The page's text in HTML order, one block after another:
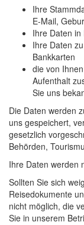
Ihre
E-Mail,
Ihre Daten
Ihre Daten
Bankkarten
die von
Aufenthalt
Sie uns
Die Daten werden
uns gespeichert,
gesetzlich
Behörden,
Ihre Daten werden
Sollten Sie sich
Reisedokumente
nicht möglich, die
Sie in unserem